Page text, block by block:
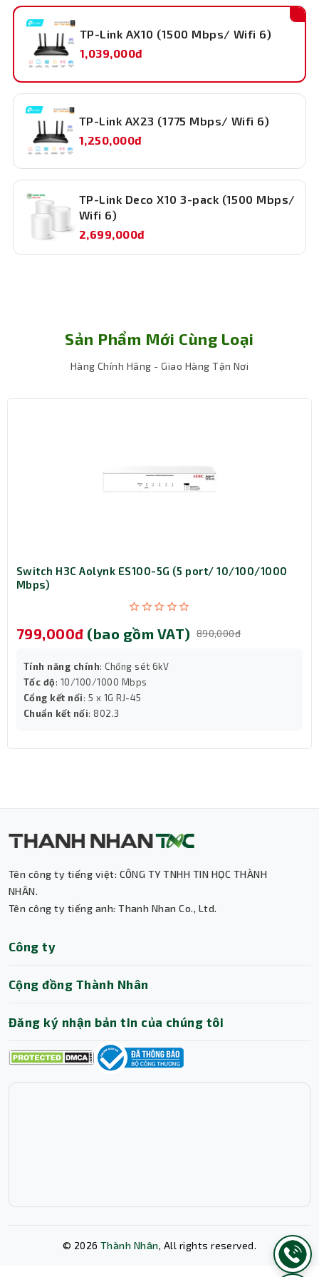
Router có thể điểu khiển bằng giọng nói, cho cuộc
Amazon Alexa.
TP-Link AX10 (1500 Mbps/ Wifi 6)
1,039,000đ
TP-Link AX23 (1775 Mbps/ Wifi 6)
1,250,000đ
TP-Link Deco X10 3-pack (1500 Mbps/
Wifi 6)
2,699,000đ
Sản Phẩm Mới Cùng Loại
Hàng Chính Hãng - Giao Hàng Tận Nơi
Switch H3C Aolynk ES100-5G (5 port/ 10/100/1000
Mbps)
799,000đ (bao gồm VAT) 890,000đ
Tính năng chính: Chống sét 6kV
Tốc độ: 10/100/1000 Mbps
Cổng kết nối: 5 x 1G RJ-45
Chuẩn kết nối: 802.3
Tên công ty tiếng việt: CÔNG TY TNHH TIN HỌC THÀNH
NHÂN.
Tên công ty tiếng anh: Thanh Nhan Co., Ltd.
Công ty
Cộng đồng Thành Nhân
Đăng ký nhận bản tin của chúng tôi
© 2026 Thành Nhân, All rights reserved.